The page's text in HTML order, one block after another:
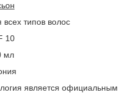
всех типов волос
10
мл
является официальным